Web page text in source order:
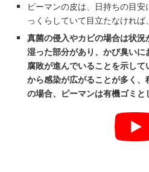
ピーマンの皮は、日持ちの目
っくらしていて目立たなければ
真菌の侵入やカビの場合は状況
湿った部分があり、かび臭い
腐敗が進んでいることを示し
から感染が広がることが多く
の場合、ピーマンは有機ゴミと